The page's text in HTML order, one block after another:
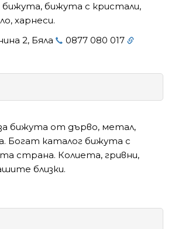
бижута, бижута с кристали,
харнеси.
2, Бяла
0877 080 017
бижута от дърво, метал,
Богат каталог бижута с
страна. Колиета, гривни,
близки.